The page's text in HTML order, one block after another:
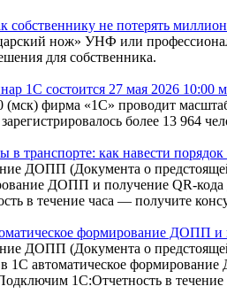
не потерять
нож» УНФ или
для собственника.
1С состоится 27 мая 2026 10:00
(мск) фирма «1С» проводит
более 13 964
транспорте: как навести
ДОПП (Документа о
ДОПП и получение QR-
в течение часа — получите
формирование ДОПП и
ДОПП (Документа о
в 1С автоматическое
1С:Отчетность в